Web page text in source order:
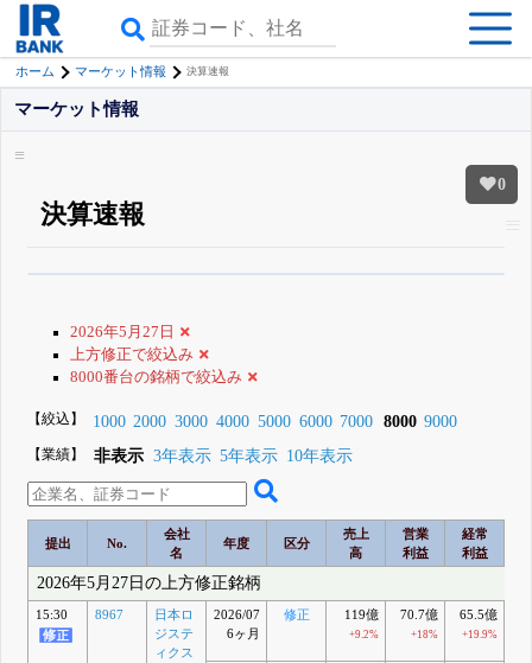
ホーム マーケット情報 決算速報
0
マーケット情報
決算速報
登録すると永久30%OFFと米株版の先行利用も付きます
2026年5月27日
上方修正で絞込み
8000番台の銘柄で絞込み
【絞込】 1000 2000 3000 4000 5000 6000 7000 8000 9000
【業績】 非表示 3年表示 5年表示 10年表示
提出 No.
会社
名
年度 区分
売上
高
営業
利益
経常
利益
2026年5月27日の上方修正銘柄
15:30 8967
日本ロ
ジステ
ィクス
2026/07
6ヶ月
修正 119億
+9.2%
70.7億
+18%
65.5億
+19.9%